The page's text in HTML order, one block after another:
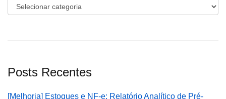
Categorias
Posts Recentes
[Melhoria] Estoques e NF-e: Relatório Analítico de Pré-